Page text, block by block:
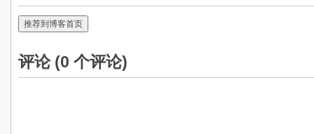
推荐到博客首页
评论 (0 个评论)